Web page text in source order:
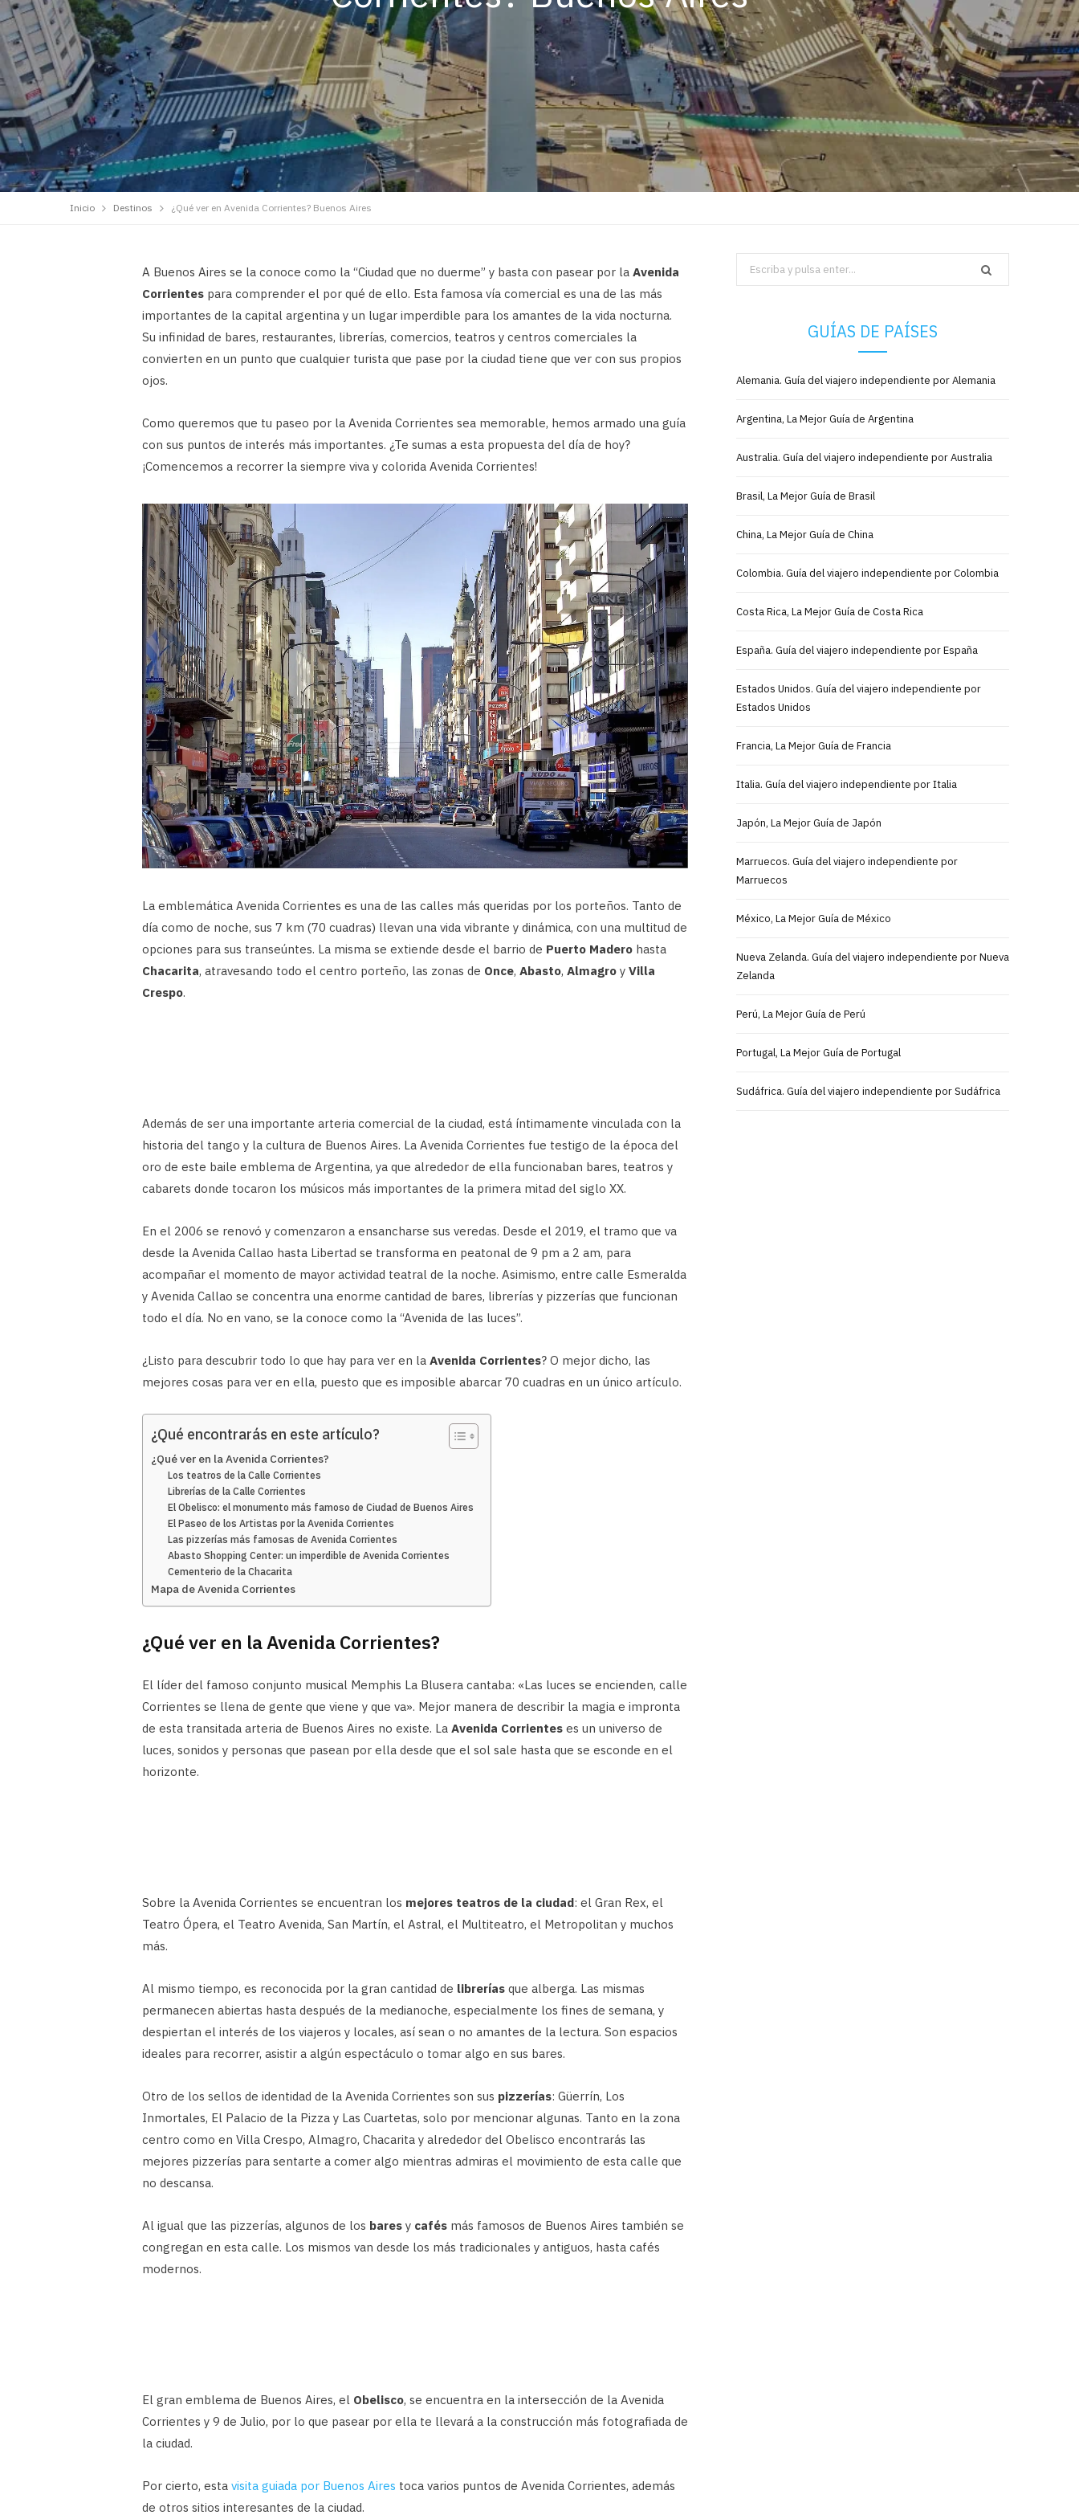
Inicio Destinos ¿Qué ver en Avenida Corrientes? Buenos Aires
A Buenos Aires se la conoce como la “Ciudad que no duerme” y basta con pasear por la Avenida
Corrientes para comprender el por qué de ello. Esta famosa vía comercial es una de las más
importantes de la capital argentina y un lugar imperdible para los amantes de la vida nocturna.
Su infinidad de bares, restaurantes, librerías, comercios, teatros y centros comerciales la
convierten en un punto que cualquier turista que pase por la ciudad tiene que ver con sus propios
ojos.
Como queremos que tu paseo por la Avenida Corrientes sea memorable, hemos armado una guía
con sus puntos de interés más importantes. ¿Te sumas a esta propuesta del día de hoy?
¡Comencemos a recorrer la siempre viva y colorida Avenida Corrientes!
La emblemática Avenida Corrientes es una de las calles más queridas por los porteños. Tanto de
día como de noche, sus 7 km (70 cuadras) llevan una vida vibrante y dinámica, con una multitud de
opciones para sus transeúntes. La misma se extiende desde el barrio de Puerto Madero hasta
Chacarita, atravesando todo el centro porteño, las zonas de Once, Abasto, Almagro y Villa
Crespo.
Además de ser una importante arteria comercial de la ciudad, está íntimamente vinculada con la
historia del tango y la cultura de Buenos Aires. La Avenida Corrientes fue testigo de la época del
oro de este baile emblema de Argentina, ya que alrededor de ella funcionaban bares, teatros y
cabarets donde tocaron los músicos más importantes de la primera mitad del siglo XX.
En el 2006 se renovó y comenzaron a ensancharse sus veredas. Desde el 2019, el tramo que va
desde la Avenida Callao hasta Libertad se transforma en peatonal de 9 pm a 2 am, para
acompañar el momento de mayor actividad teatral de la noche. Asimismo, entre calle Esmeralda
y Avenida Callao se concentra una enorme cantidad de bares, librerías y pizzerías que funcionan
todo el día. No en vano, se la conoce como la “Avenida de las luces”.
¿Listo para descubrir todo lo que hay para ver en la Avenida Corrientes? O mejor dicho, las
mejores cosas para ver en ella, puesto que es imposible abarcar 70 cuadras en un único artículo.
¿Qué encontrarás en este artículo?
¿Qué ver en la Avenida Corrientes?
Los teatros de la Calle Corrientes
Librerías de la Calle Corrientes
El Obelisco: el monumento más famoso de Ciudad de Buenos Aires
El Paseo de los Artistas por la Avenida Corrientes
Las pizzerías más famosas de Avenida Corrientes
Abasto Shopping Center: un imperdible de Avenida Corrientes
Cementerio de la Chacarita
Mapa de Avenida Corrientes
¿Qué ver en la Avenida Corrientes?
El líder del famoso conjunto musical Memphis La Blusera cantaba: «Las luces se encienden, calle
Corrientes se llena de gente que viene y que va». Mejor manera de describir la magia e impronta
de esta transitada arteria de Buenos Aires no existe. La Avenida Corrientes es un universo de
luces, sonidos y personas que pasean por ella desde que el sol sale hasta que se esconde en el
horizonte.
Sobre la Avenida Corrientes se encuentran los mejores teatros de la ciudad: el Gran Rex, el
Teatro Ópera, el Teatro Avenida, San Martín, el Astral, el Multiteatro, el Metropolitan y muchos
más.
Al mismo tiempo, es reconocida por la gran cantidad de librerías que alberga. Las mismas
permanecen abiertas hasta después de la medianoche, especialmente los fines de semana, y
despiertan el interés de los viajeros y locales, así sean o no amantes de la lectura. Son espacios
ideales para recorrer, asistir a algún espectáculo o tomar algo en sus bares.
Otro de los sellos de identidad de la Avenida Corrientes son sus pizzerías: Güerrín, Los
Inmortales, El Palacio de la Pizza y Las Cuartetas, solo por mencionar algunas. Tanto en la zona
centro como en Villa Crespo, Almagro, Chacarita y alrededor del Obelisco encontrarás las
mejores pizzerías para sentarte a comer algo mientras admiras el movimiento de esta calle que
no descansa.
Al igual que las pizzerías, algunos de los bares y cafés más famosos de Buenos Aires también se
congregan en esta calle. Los mismos van desde los más tradicionales y antiguos, hasta cafés
modernos.
El gran emblema de Buenos Aires, el Obelisco, se encuentra en la intersección de la Avenida
Corrientes y 9 de Julio, por lo que pasear por ella te llevará a la construcción más fotografiada de
la ciudad.
Por cierto, esta visita guiada por Buenos Aires toca varios puntos de Avenida Corrientes, además
de otros sitios interesantes de la ciudad.
Search
for:
GUÍAS DE PAÍSES
Alemania. Guía del viajero independiente por Alemania
Argentina, La Mejor Guía de Argentina
Australia. Guía del viajero independiente por Australia
Brasil, La Mejor Guía de Brasil
China, La Mejor Guía de China
Colombia. Guía del viajero independiente por Colombia
Costa Rica, La Mejor Guía de Costa Rica
España. Guía del viajero independiente por España
Estados Unidos. Guía del viajero independiente por
Estados Unidos
Francia, La Mejor Guía de Francia
Italia. Guía del viajero independiente por Italia
Japón, La Mejor Guía de Japón
Marruecos. Guía del viajero independiente por
Marruecos
México, La Mejor Guía de México
Nueva Zelanda. Guía del viajero independiente por Nueva
Zelanda
Perú, La Mejor Guía de Perú
Portugal, La Mejor Guía de Portugal
Sudáfrica. Guía del viajero independiente por Sudáfrica